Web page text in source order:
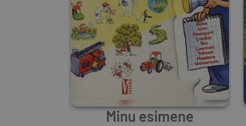
Minu esimene